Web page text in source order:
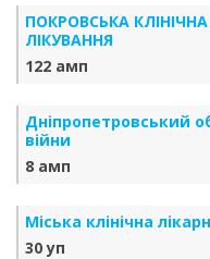
ПОКРОВСЬКА
ЛІКУВАННЯ
122 амп
Дніпропетровський
війни
8 амп
Міська клінічна
30 уп